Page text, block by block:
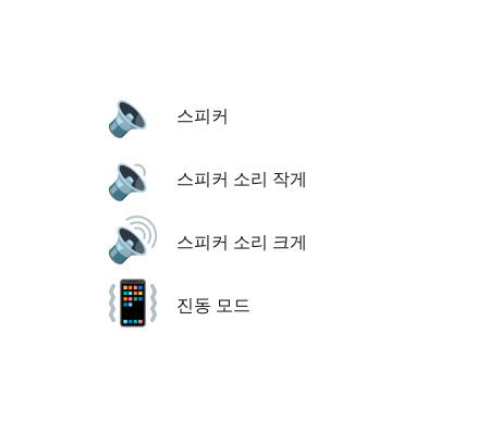
🔈 스피커
🔉 스피커 소리 작게
🔊 스피커 소리 크게
📳 진동 모드